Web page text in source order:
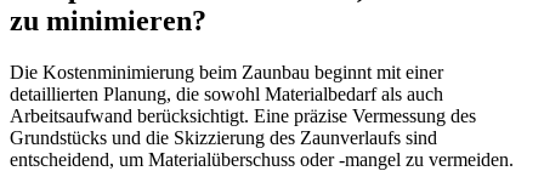
zu minimieren?
Die Kostenminimierung beim Zaunbau beginnt mit einer
detaillierten Planung, die sowohl Materialbedarf als auch
Arbeitsaufwand berücksichtigt. Eine präzise Vermessung des
Grundstücks und die Skizzierung des Zaunverlaufs sind
entscheidend, um Materialüberschuss oder -mangel zu vermeiden.